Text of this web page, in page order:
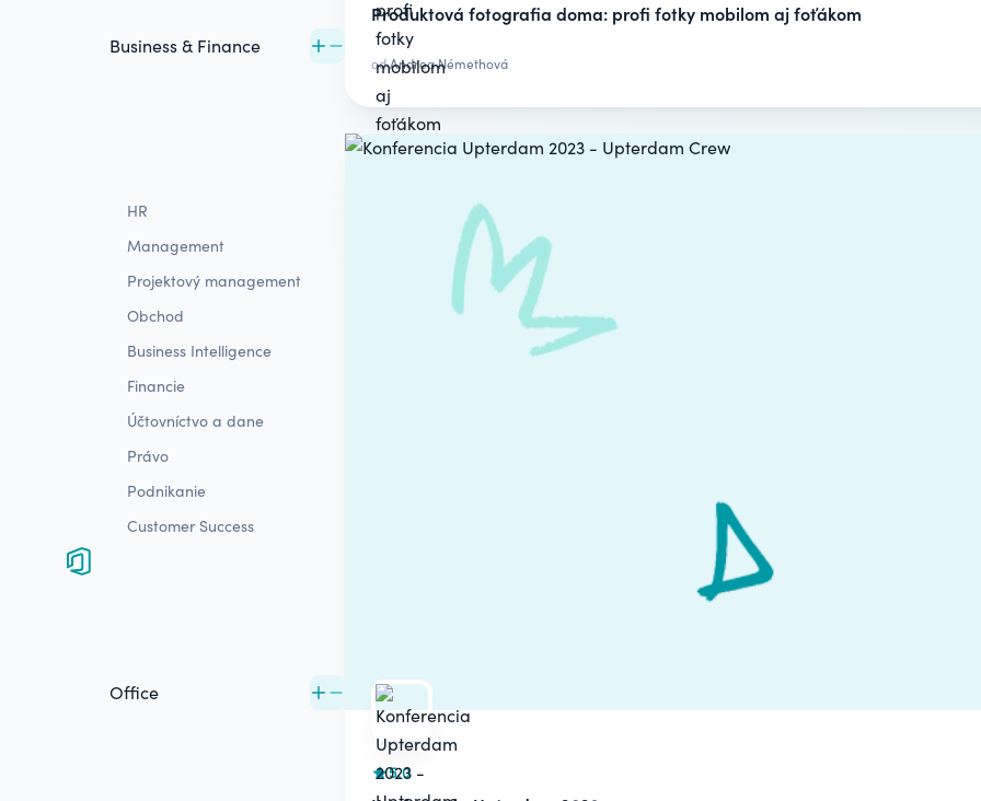
Business & Finance
HR
Management
Projektový management
Obchod
Business Intelligence
Financie
Účtovníctvo a dane
Právo
Podnikanie
Customer Success
Office
Produktová fotografia doma: profi fotky mobilom aj foťákom
odAndrea Némethová
5.0